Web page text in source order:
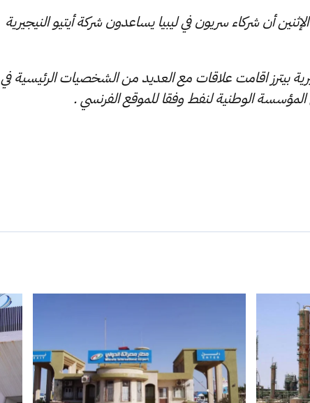
أن شركاء سريون في ليبيا يساعدون شركة أيتيو النيجيرية
بيترز اقامت علاقات مع العديد من الشخصيات الرئيسية في
الوطنية لنفط وفقا للموقع الفرنسي .